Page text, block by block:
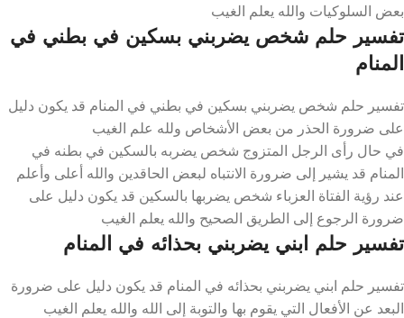
بعض السلوكيات والله يعلم الغيب
تفسير حلم شخص يضربني بسكين في بطني في
المنام
تفسير حلم شخص يضربني بسكين في بطني في المنام قد يكون دليل
على ضرورة الحذر من بعض الأشخاص ولله علم الغيب
في حال رأى الرجل المتزوج شخص يضربه بالسكين في بطنه في
المنام قد يشير إلى ضرورة الانتباه لبعض الحاقدين والله أعلى وأعلم
عند رؤية الفتاة العزباء شخص يضربها بالسكين قد يكون دليل على
ضرورة الرجوع إلى الطريق الصحيح والله يعلم الغيب
تفسير حلم ابني يضربني بحذائه في المنام
تفسير حلم ابني يضربني بحذائه في المنام قد يكون دليل على ضرورة
البعد عن الأفعال التي يقوم بها والتوبة إلى الله والله يعلم الغيب